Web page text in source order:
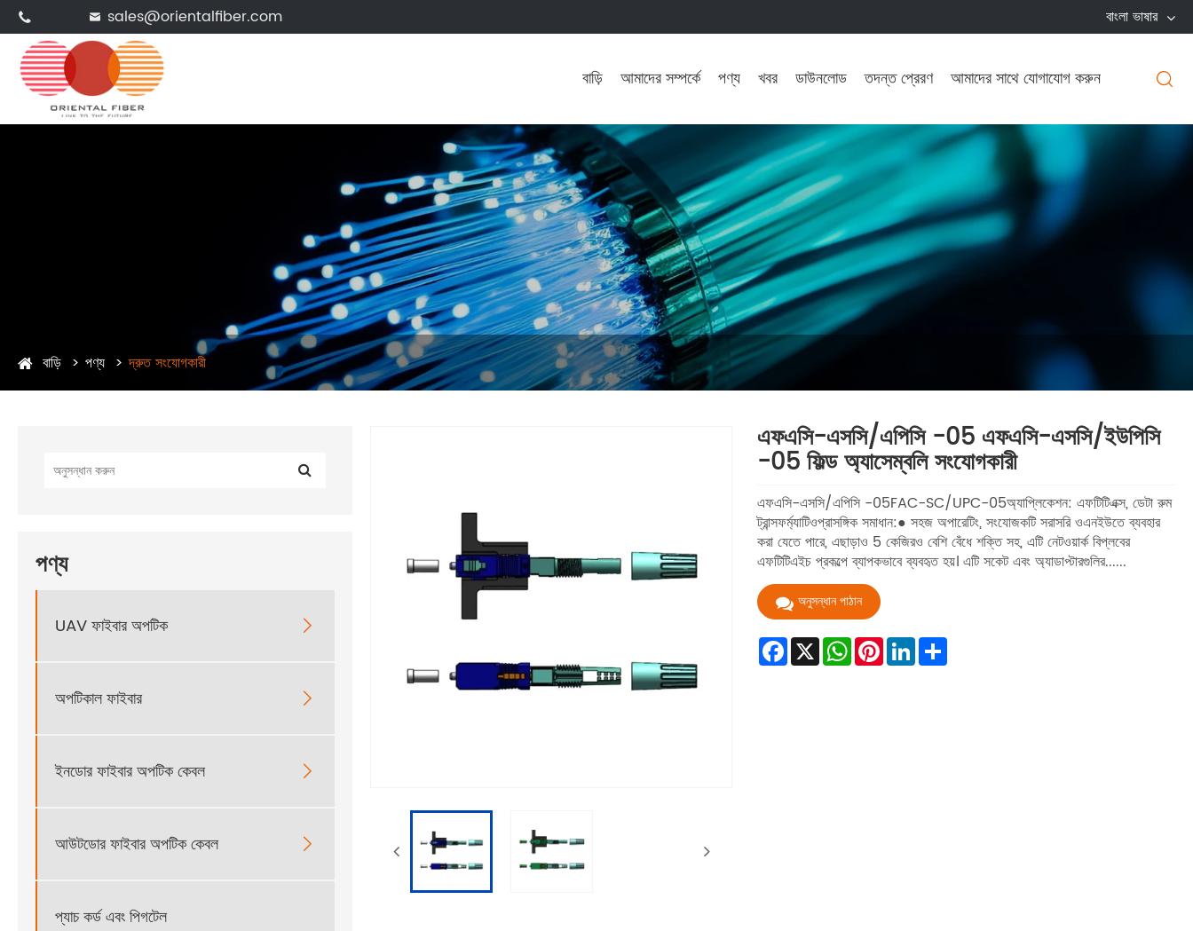
  sales@orientalfiber.com বাংলা ভাষার
বাড়ি আমাদের সম্পর্কে পণ্য খবর ডাউনলোড তদন্ত প্রেরণ আমাদের সাথে যোগাযোগ করুন 
বাড়ি পণ্য দ্রুত সংযোগকারী
পণ্য
UAV ফাইবার অপটিক 
অপটিকাল ফাইবার 
ইনডোর ফাইবার অপটিক কেবল 
আউটডোর ফাইবার অপটিক কেবল 
প্যাচ কর্ড এবং পিগটেল
এফএসি-এসসি/এপিসি -05 এফএসি-এসসি/ইউপিসি
-05 ফিল্ড অ্যাসেম্বলি সংযোগকারী
এফএসি-এসসি/এপিসি -05FAC-SC/UPC-05অ্যাপ্লিকেশন: এফটিটিএক্স, ডেটা রুম
ট্রান্সফর্ম্যাটিওপ্রাসঙ্গিক সমাধান:● সহজ অপারেটিং, সংযোজকটি সরাসরি ওএনইউতে ব্যবহার
করা যেতে পারে, এছাড়াও 5 কেজিরও বেশি বেঁধে শক্তি সহ, এটি নেটওয়ার্ক বিপ্লবের
এফটিটিএইচ প্রকল্পে ব্যাপকভাবে ব্যবহৃত হয়। এটি সকেট এবং অ্যাডাপ্টারগুলির......
অনুসন্ধান পাঠান
Facebook
X WhatsApp
Pinterest
LinkedInShare